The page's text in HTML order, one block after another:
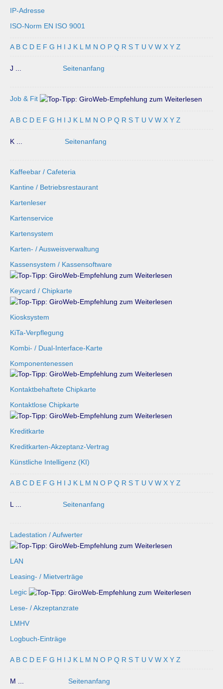
IP-Adresse
ISO-Norm EN ISO 9001
A B C D E F G H I J K L M N O P Q R S T U V W X Y Z
J ... Seitenanfang
Job & Fit
A B C D E F G H I J K L M N O P Q R S T U V W X Y Z
K ... Seitenanfang
Kaffeebar / Cafeteria
Kantine / Betriebsrestaurant
Kartenleser
Kartenservice
Kartensystem
Karten- / Ausweisverwaltung
Kassensystem / Kassensoftware
Keycard / Chipkarte
Kiosksystem
KiTa-Verpflegung
Kombi- / Dual-Interface-Karte
Komponentenessen
Kontaktbehaftete Chipkarte
Kontaktlose Chipkarte
Kreditkarte
Kreditkarten-Akzeptanz-Vertrag
Künstliche Intelligenz (KI)
A B C D E F G H I J K L M N O P Q R S T U V W X Y Z
L ... Seitenanfang
Ladestation / Aufwerter
LAN
Leasing- / Mietverträge
Legic
Lese- / Akzeptanzrate
LMHV
Logbuch-Einträge
A B C D E F G H I J K L M N O P Q R S T U V W X Y Z
M ... Seitenanfang